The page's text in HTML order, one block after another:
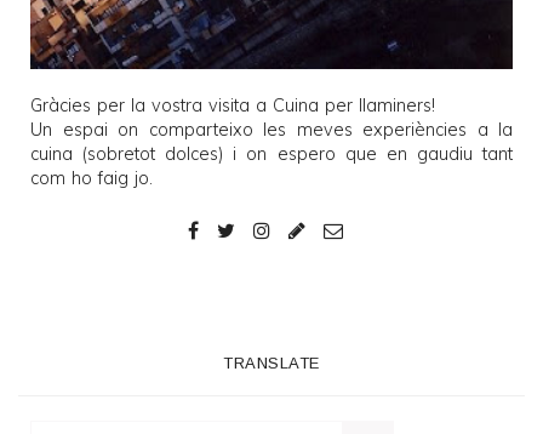
Gràcies per la vostra visita a Cuina per llaminers!
Un espai on comparteixo les meves experiències a la
cuina (sobretot dolces) i on espero que en gaudiu tant
com ho faig jo.
TRANSLATE